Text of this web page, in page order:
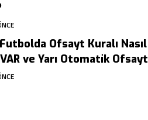
Futbolda Ofsayt Kuralı Nasıl
ve Yarı Otomatik Ofsayt